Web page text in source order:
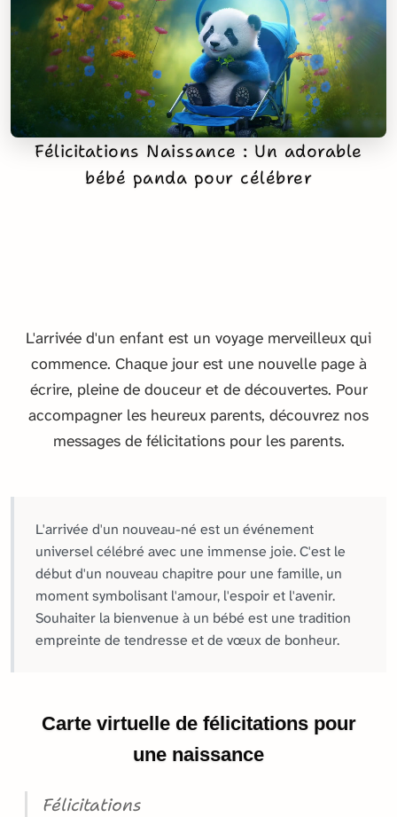
Félicitations Naissance : Un adorable
bébé panda pour célébrer
L'arrivée d'un enfant est un voyage merveilleux qui
commence. Chaque jour est une nouvelle page à
écrire, pleine de douceur et de découvertes. Pour
accompagner les heureux parents, découvrez nos
messages de félicitations pour les parents.
L'arrivée d'un nouveau-né est un événement
universel célébré avec une immense joie. C'est le
début d'un nouveau chapitre pour une famille, un
moment symbolisant l'amour, l'espoir et l'avenir.
Souhaiter la bienvenue à un bébé est une tradition
empreinte de tendresse et de vœux de bonheur.
Carte virtuelle de félicitations pour
une naissance
Félicitations